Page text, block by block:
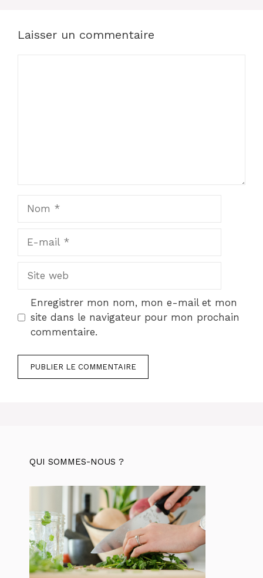
Laisser un commentaire
Site
Enregistrer mon nom, mon e-mail et mon
site dans le navigateur pour mon prochain
commentaire.
QUI SOMMES-NOUS ?